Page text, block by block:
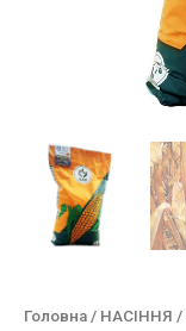
Головна / НАСІННЯ /